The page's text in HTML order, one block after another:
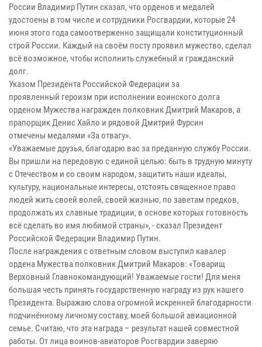
России Владимир Путин сказал, что орденов и медалей
удостоены в том числе и сотрудники Росгвардии, которые 24
июня этого года самоотверженно защищали конституционный
строй России. Каждый на своём посту проявил мужество, сделал
всё возможное, чтобы исполнить служебный и гражданский
долг.
Указом Президента Российской Федерации за
проявленный героизм при исполнении воинского долга
орденом Мужества награжден полковник Дмитрий Макаров, а
прапорщик Денис Хайло и рядовой Дмитрий Фурсин
отмечены медалями «За отвагу».
«Уважаемые друзья, благодарю вас за преданную службу России.
Вы пришли на передовую с единой целью: быть в трудную минуту
с Отечеством и со своим народом, защитить наши идеалы,
культуру, национальные интересы, отстоять священное право
людей жить своей волей, своей жизнью, по заветам предков,
продолжать их славные традиции, в основе которых готовность
всё сделать во имя любимой страны», - сказал Президент
Российской Федерации Владимир Путин.
После награждения с ответным словом выступил кавалер
ордена Мужества полковник Дмитрий Макаров: «Товарищ
Верховный Главнокомандующий! Уважаемые гости! Для меня
большая честь принять государственную награду из рук нашего
Президента. Выражаю слова огромной искренней благодарности
подчинённому личному составу, моей большой авиационной
семье. Считаю, что эта награда – результат нашей совместной
работы. От лица воинов-авиаторов Росгвардии заверяю